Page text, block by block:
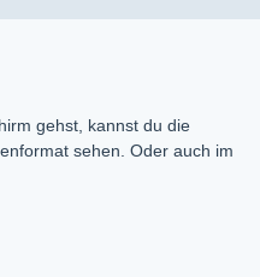
gehst, kannst du die
sehen. Oder auch im